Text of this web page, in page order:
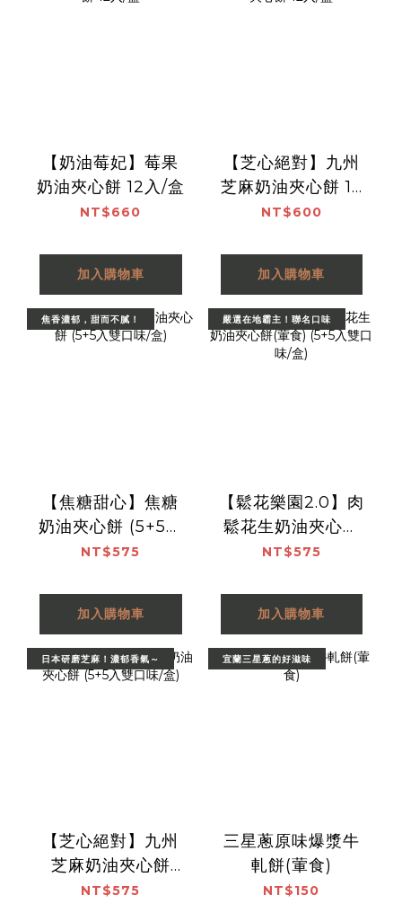
【奶油莓妃】莓果
奶油夾心餅 12入/盒
NT$660
加入購物車
【芝心絕對】九州
芝麻奶油夾心餅 12
入/盒
NT$600
加入購物車
焦香濃郁，甜而不膩！
【焦糖甜心】焦糖
奶油夾心餅 (5+5入
雙口味/盒)
NT$575
加入購物車
嚴選在地霸主！聯名口味
【鬆花樂園2.0】肉
鬆花生奶油夾心餅
(葷食) (5+5入雙口
NT$575
加入購物車
日本研磨芝麻！濃郁香氣～
【芝心絕對】九州
芝麻奶油夾心餅
(5+5入雙口味/盒)
NT$575
宜蘭三星蔥的好滋味
三星蔥原味爆漿牛
軋餅(葷食)
NT$150